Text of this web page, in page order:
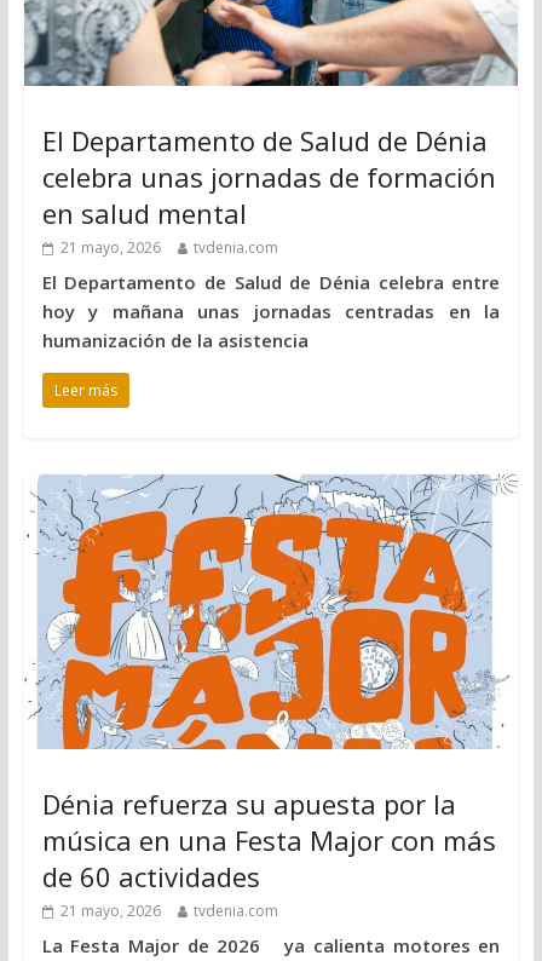
El Departamento de Salud de Dénia
celebra unas jornadas de formación
en salud mental
21 mayo, 2026 tvdenia.com
El Departamento de Salud de Dénia celebra entre
hoy y mañana unas jornadas centradas en la
humanización de la asistencia
Leer más
Dénia refuerza su apuesta por la
música en una Festa Major con más
de 60 actividades
21 mayo, 2026 tvdenia.com
La Festa Major de 2026 ya calienta motores en